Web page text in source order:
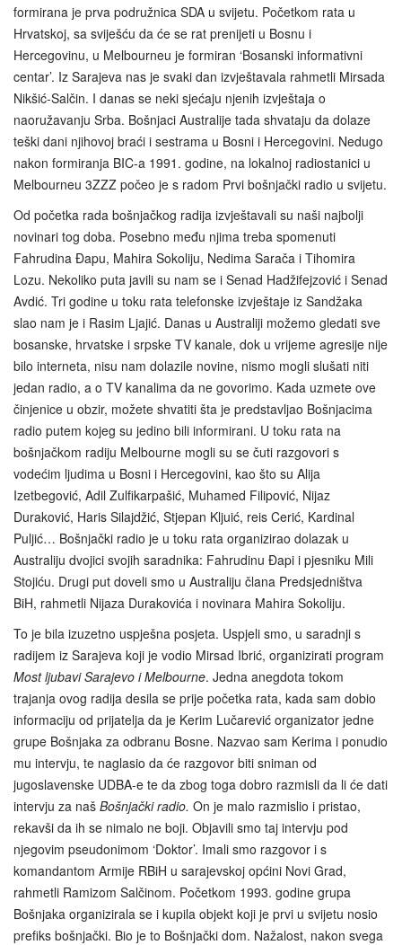
formirana je prva podružnica SDA u svijetu. Početkom rata u
Hrvatskoj, sa sviješću da će se rat prenijeti u Bosnu i
Hercegovinu, u Melbourneu je formiran ‘Bosanski informativni
centar’. Iz Sarajeva nas je svaki dan izvještavala rahmetli Mirsada
Nikšić-Salčin. I danas se neki sjećaju njenih izvještaja o
naoružavanju Srba. Bošnjaci Australije tada shvataju da dolaze
teški dani njihovoj braći i sestrama u Bosni i Hercegovini. Nedugo
nakon formiranja BIC-a 1991. godine, na lokalnoj radiostanici u
Melbourneu 3ZZZ počeo je s radom Prvi bošnjački radio u svijetu.
Od početka rada bošnjačkog radija izvještavali su naši najbolji
novinari tog doba. Posebno među njima treba spomenuti
Fahrudina Đapu, Mahira Sokoliju, Nedima Sarača i Tihomira
Lozu. Nekoliko puta javili su nam se i Senad Hadžifejzović i Senad
Avdić. Tri godine u toku rata telefonske izvještaje iz Sandžaka
slao nam je i Rasim Ljajić. Danas u Australiji možemo gledati sve
bosanske, hrvatske i srpske TV kanale, dok u vrijeme agresije nije
bilo interneta, nisu nam dolazile novine, nismo mogli slušati niti
jedan radio, a o TV kanalima da ne govorimo. Kada uzmete ove
činjenice u obzir, možete shvatiti šta je predstavljao Bošnjacima
radio putem kojeg su jedino bili informirani. U toku rata na
bošnjačkom radiju Melbourne mogli su se čuti razgovori s
vodećim ljudima u Bosni i Hercegovini, kao što su Alija
Izetbegović, Adil Zulfikarpašić, Muhamed Filipović, Nijaz
Duraković, Haris Silajdžić, Stjepan Kljuić, reis Cerić, Kardinal
Puljić… Bošnjački radio je u toku rata organizirao dolazak u
Australiju dvojici svojih saradnika: Fahrudinu Đapi i pjesniku Mili
Stojiću. Drugi put doveli smo u Australiju člana Predsjedništva
BiH, rahmetli Nijaza Durakovića i novinara Mahira Sokoliju.
To je bila izuzetno uspješna posjeta. Uspjeli smo, u saradnji s
radijem iz Sarajeva koji je vodio Mirsad Ibrić, organizirati program
Most ljubavi Sarajevo i Melbourne. Jedna anegdota tokom
trajanja ovog radija desila se prije početka rata, kada sam dobio
informaciju od prijatelja da je Kerim Lučarević organizator jedne
grupe Bošnjaka za odbranu Bosne. Nazvao sam Kerima i ponudio
mu intervju, te naglasio da će razgovor biti sniman od
jugoslavenske UDBA-e te da zbog toga dobro razmisli da li će dati
intervju za naš Bošnjački radio. On je malo razmislio i pristao,
rekavši da ih se nimalo ne boji. Objavili smo taj intervju pod
njegovim pseudonimom ‘Doktor’. Imali smo razgovor i s
komandantom Armije RBiH u sarajevskoj općini Novi Grad,
rahmetli Ramizom Salčinom. Početkom 1993. godine grupa
Bošnjaka organizirala se i kupila objekt koji je prvi u svijetu nosio
prefiks bošnjački. Bio je to Bošnjački dom. Nažalost, nakon svega